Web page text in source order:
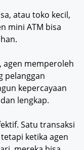
atau toko kecil,
mini ATM bisa
agen memperoleh
pelanggan
kepercayaan
lengkap.
Satu transaksi
ketika agen